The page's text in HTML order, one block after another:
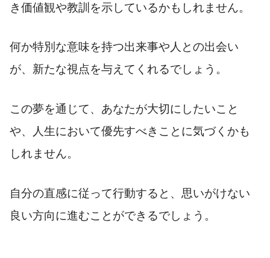
き価値観や教訓を示しているかもしれません。
何か特別な意味を持つ出来事や人との出会い
が、新たな視点を与えてくれるでしょう。
この夢を通じて、あなたが大切にしたいこと
や、人生において優先すべきことに気づくかも
しれません。
自分の直感に従って行動すると、思いがけない
良い方向に進むことができるでしょう。